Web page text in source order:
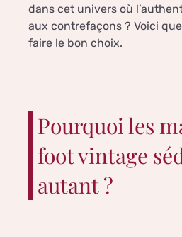
dans cet univers où
aux contrefaçons ? Voici
faire le bon choix.
Pourquoi les
foot vintage
autant ?